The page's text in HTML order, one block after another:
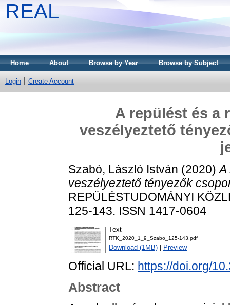
REAL
Home About Browse by Year Browse by Subject
Login Create Account
A repülést és a
veszélyeztető
Szabó, László István (2020)A
veszélyeztető tényezők
REPÜLÉSTUDOMÁNYI
125-143. ISSN 1417-0604
Text
RTK_2020_1_9_Szabo_125-143.pdf
Download (1MB) Preview
Official URL: https://doi.org/
Abstract